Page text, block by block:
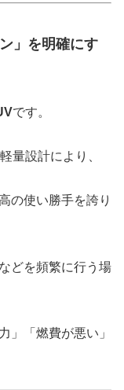
」を明確にす
です。
量設計により、
の使い勝手を誇り
どを頻繁に行う場
」「燃費が悪い」